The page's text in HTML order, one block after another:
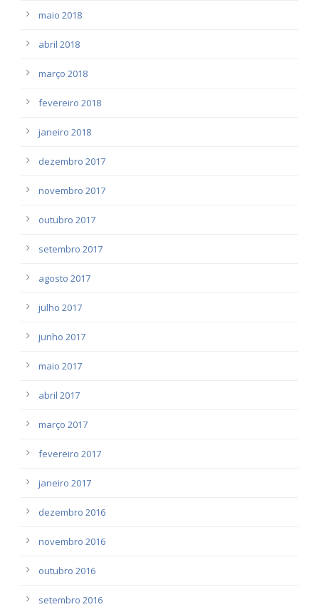
maio 2018
abril 2018
março 2018
fevereiro 2018
janeiro 2018
dezembro 2017
novembro 2017
outubro 2017
setembro 2017
agosto 2017
julho 2017
junho 2017
maio 2017
abril 2017
março 2017
fevereiro 2017
janeiro 2017
dezembro 2016
novembro 2016
outubro 2016
setembro 2016